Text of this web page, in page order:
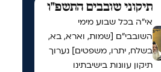
תיקוני שובבים התשפ"ו
אי"ה בכל שבוע מימי
השובבי"ם [שמות, וארא, בא,
בשלח, יתרו, משפטים] נערוך
תיקון עוונות בישיבתינו